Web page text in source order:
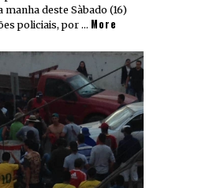
deste Sàbado (16)
policiais, por … More